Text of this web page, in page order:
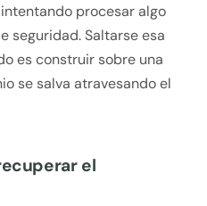
procesar algo
seguridad. Saltarse esa
es construir sobre una
se salva atravesando el
el